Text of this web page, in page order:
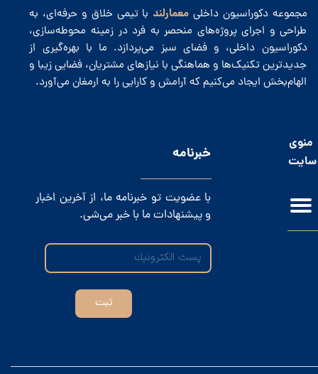
مجموعه دکوراسیون داخلی معمارلندبا تیمی خلاق و حرفه‌ای، به
طراحی و اجرای پروژه‌های منحصر به فرد در زمینه محوطه‌سازی،
دکوراسیون داخلی، و فضای سبز می‌پردازد. ما با بهره‌گیری از
جدیدترین تکنیک‌ها و هماهنگی با نیازهای مشتریان، فضایی زیبا و
الهام‌بخش ایجاد می‌کنیم که آرامش و کارایی را به ارمغان می‌آورد.
منوی
سایت
​خبرنامه
با عضویت تو خبرنامه ما، از آخرین اخبار
و پیشنهادات ما با خبر می‌شی.
ثبت